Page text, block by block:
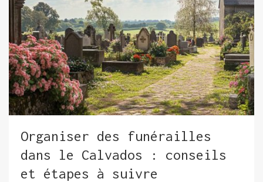
Organiser des funérailles
dans le Calvados : conseils
et étapes à suivre